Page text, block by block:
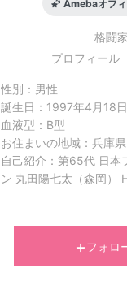
Amebaオフ
格闘家
プロフィール
性別： 男性
誕生日： 1997年4月18日
血液型： B型
お住まいの地域： 兵庫県
自己紹介： 第65代 日本
ン 丸田陽七太（森岡）
フォロ